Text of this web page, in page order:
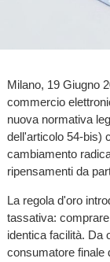
Milano, 19 Giugno
commercio
nuova normativa
dell'articolo 54-bis)
cambiamento
ripensamenti da
La regola d'oro
tassativa:
identica facilità. Da
consumatore finale